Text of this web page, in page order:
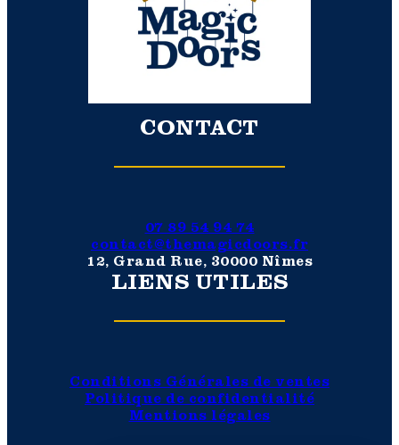
CONTACT
07 89 54 94 74
contact@themagicdoors.fr
12, Grand Rue, 30000 Nîmes
LIENS UTILES
Conditions Générales de ventes
Politique de confidentialité
Mentions légales